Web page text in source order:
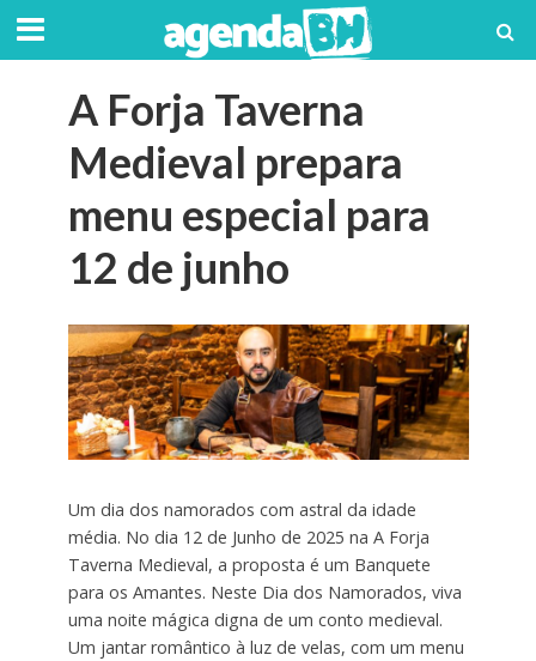
A Forja Taverna
Medieval prepara
menu especial para
12 de junho
Um dia dos namorados com astral da idade
média. No dia 12 de Junho de 2025 na A Forja
Taverna Medieval, a proposta é um Banquete
para os Amantes. Neste Dia dos Namorados, viva
uma noite mágica digna de um conto medieval.
Um jantar romântico à luz de velas, com um menu